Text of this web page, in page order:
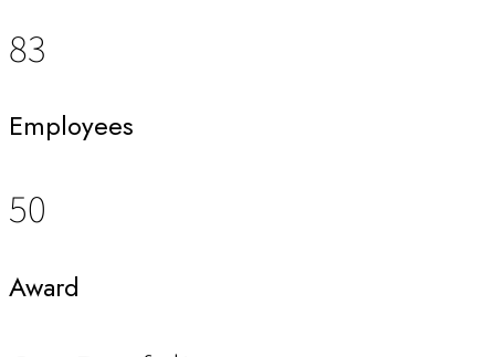
83
Employees
50
Award